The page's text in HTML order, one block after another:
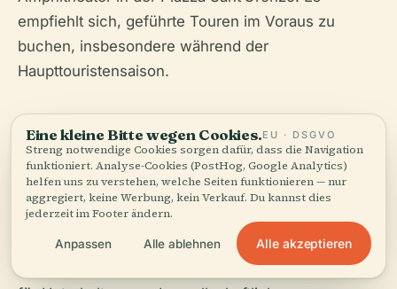
empfiehlt sich, geführte Touren im Voraus zu
buchen, insbesondere während der
Haupttouristensaison.
Geschichte und
kulturelle Bedeutung
Das Teatro Romano di Lecce stammt aus dem 2.
Jahrhundert n. Chr. und war ein zentrales Zentrum
Eine kleine Bitte wegen Cookies.EU · DSGVO
Streng notwendige Cookies sorgen dafür, dass die Navigation
funktioniert. Analyse-Cookies (PostHog, Google Analytics)
helfen uns zu verstehen, welche Seiten funktionieren — nur
aggregiert, keine Werbung, kein Verkauf. Du kannst dies
jederzeit im Footer ändern.
Anpassen Alle ablehnen Alle akzeptieren